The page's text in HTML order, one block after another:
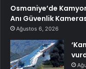
Osmaniye’de
Anı Güvenlik
Ağustos 6, 2026